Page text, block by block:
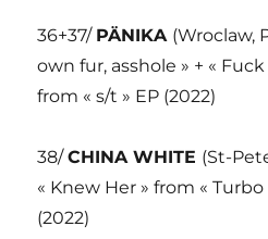
36+37/ PÄNIKA (Wroclaw,
own fur, asshole » + «
from « s/t » EP (2022)
38/CHINA WHITE (St-
« Knew Her » from «
(2022)